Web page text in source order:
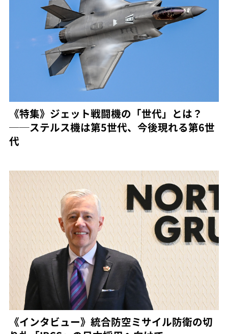
《特集》ジェット戦闘機の「世代」とは？
──ステルス機は第5世代、今後現れる第6世
代
《インタビュー》統合防空ミサイル防衛の切